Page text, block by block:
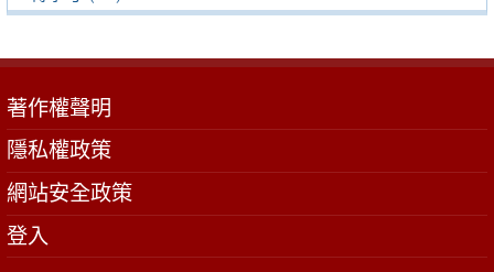
著作權聲明
隱私權政策
網站安全政策
登入